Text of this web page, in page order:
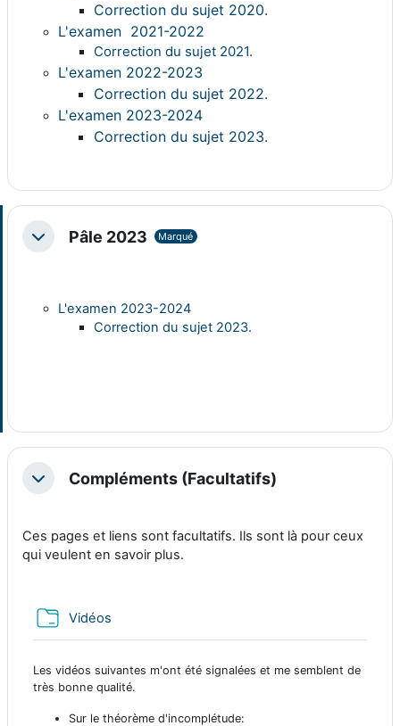
Correction du sujet 2020.
L'examen 2021-2022
Correction du sujet 2021.
L'examen 2022-2023
Correction du sujet 2022.
L'examen 2023-2024
Correction du sujet 2023.
ReplierPâle 2023 Marqué
L'examen 2023-2024
Correction du sujet 2023.
ReplierCompléments (Facultatifs)
Ces pages et liens sont facultatifs. Ils sont là pour ceux
qui veulent en savoir plus.
Vidéos
Les vidéos suivantes m'ont été signalées et me semblent de
très bonne qualité.
Sur le théorème d'incomplétude: